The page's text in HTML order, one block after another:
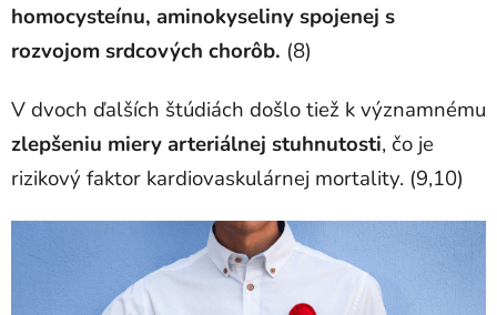
homocysteínu, aminokyseliny spojenej s
rozvojom srdcových chorôb. (8)
V dvoch ďalších štúdiách došlo tiež k významnému
zlepšeniu miery arteriálnej stuhnutosti, čo je
rizikový faktor kardiovaskulárnej mortality. (9,10)